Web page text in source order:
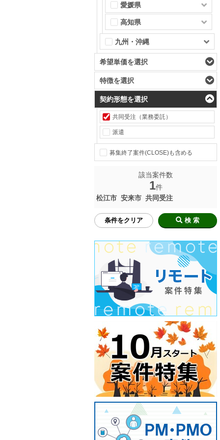
愛媛県
高知県
九州・沖縄
希望単価を選択
特徴を選択
契約形態を選択
共同受注（業務委託）
派遣
募集終了案件(CLOSE)も含める
該当案件数
1件
松江市 安来市 共同受注
条件をクリア 検 索